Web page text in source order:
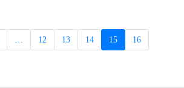
… 12 13 14 15 16